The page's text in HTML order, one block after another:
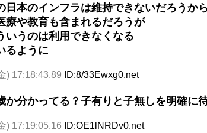
日本のインフラは維持できないだろうか
療や教育も含まれるだろうが
いうのは利用できなくなる
るように
) 17:18:43.89 ID:8/33Ewxg0.net
か分かってる？子有りと子無しを明確に
) 17:19:05.16 ID:OE1lNRDv0.net